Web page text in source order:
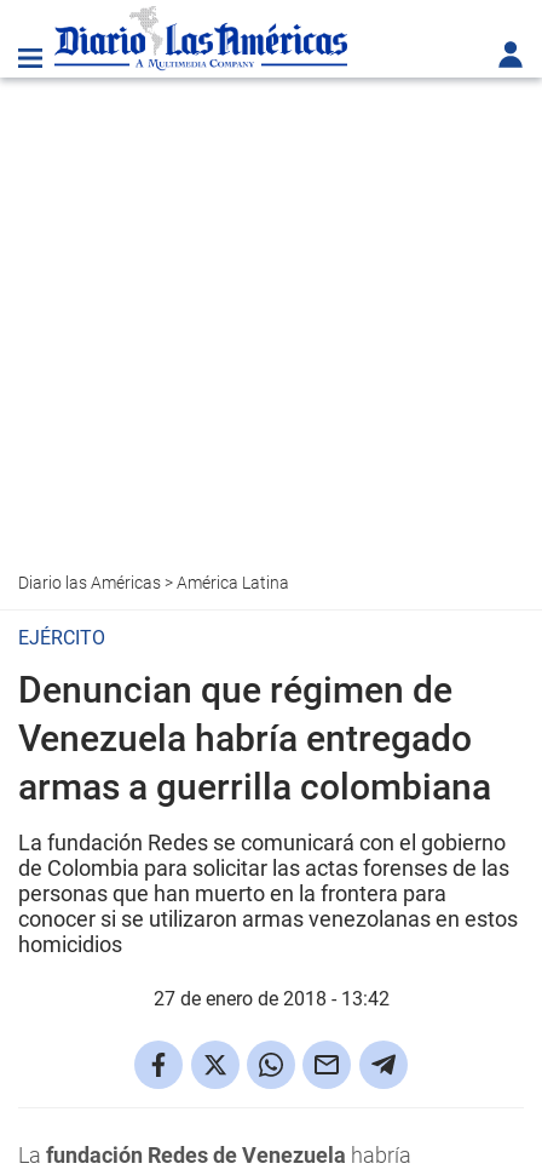
Diario las Américas>América Latina
EJÉRCITO
Denuncian que régimen de
Venezuela habría entregado
armas a guerrilla colombiana
La fundación Redes se comunicará con el gobierno
de Colombia para solicitar las actas forenses de las
personas que han muerto en la frontera para
conocer si se utilizaron armas venezolanas en estos
homicidios
27 de enero de 2018 - 13:42
La fundación Redes de Venezuela habría